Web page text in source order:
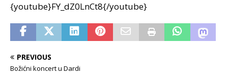
{youtube}FY_dZ0LnCt8{/youtube}
PREVIOUS
Božićni koncert u Dardi